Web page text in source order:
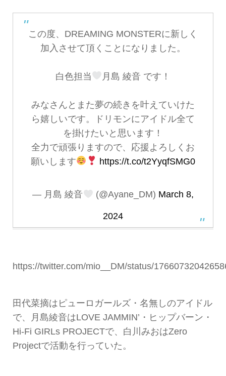
この度、DREAMING MONSTERに新しく
加入させて頂くことになりました。
白色担当 月島 綾音 です！
みなさんとまた夢の続きを叶えていけた
ら嬉しいです。ドリモンにアイドル全て
を掛けたいと思います！
全力で頑張りますので、応援よろしくお
願いします
https://t.co/t2YyqfSMG0
— 月島 綾音‎ (@Ayane_DM) March 8,
2024
https://twitter.com/mio__DM/status/
田代菜摘はピューロガールズ・名無しのアイドル
で、月島綾音はLOVE JAMMIN’・ヒップバーン・
Hi-Fi GIRLs PROJECTで、白川みおはZero
Projectで活動を行っていた。